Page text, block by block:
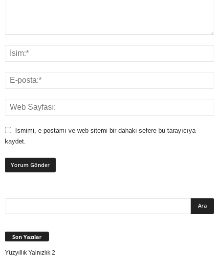
Ismimi, e-postamı ve web sitemi bir dahaki sefere bu tarayıcıya
kaydet.
Son Yazılar
Yüzyıllık Yalnızlık 2